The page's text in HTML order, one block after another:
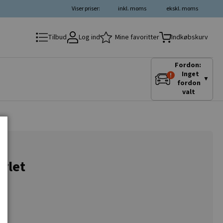
ekskl. moms
inkl. moms
Viser priser:
Tilbud Log ind Mine favoritter Indkøbskurv
Fordon:
Inget
fordon
valt
▼